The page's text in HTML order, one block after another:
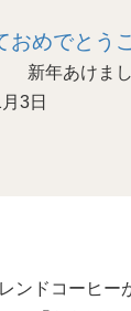
おめでとう
年あけまし
3日
ンドコーヒー